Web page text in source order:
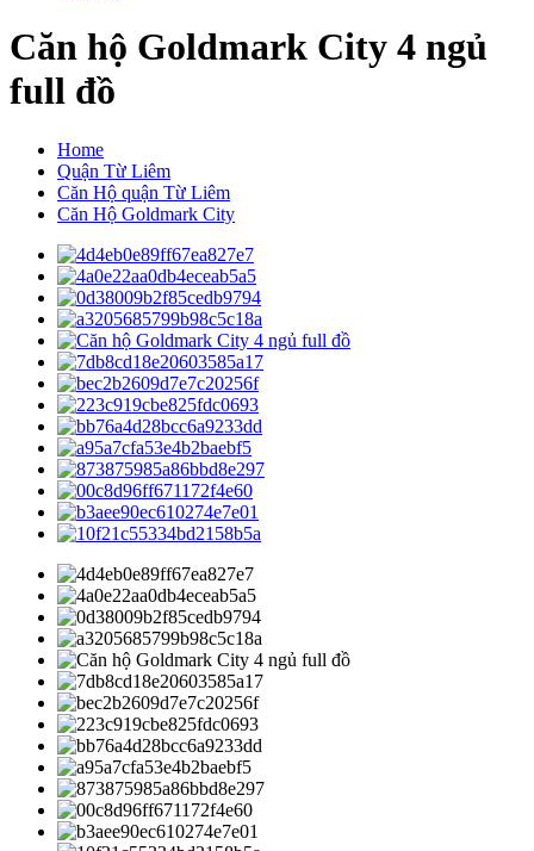
Căn hộ Goldmark City 4 ngủ
full đồ
Home
Quận Từ Liêm
Căn Hộ quận Từ Liêm
Căn Hộ Goldmark City